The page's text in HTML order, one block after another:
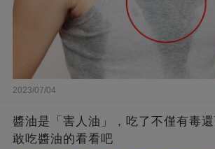
2023/07/04
醬油是「害人油」，吃了不僅有毒
敢吃醬油的看看吧